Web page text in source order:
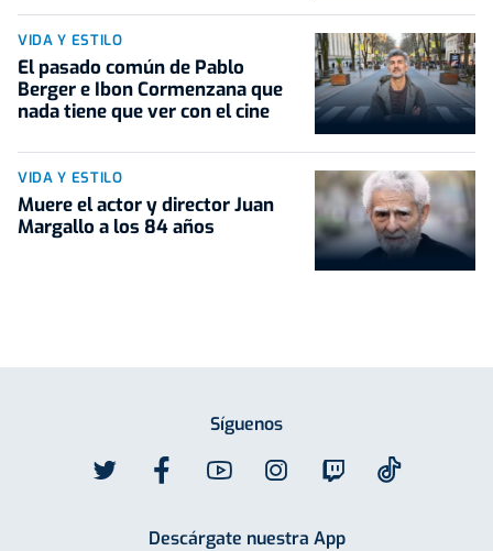
VIDA Y ESTILO
El pasado común de Pablo
Berger e Ibon Cormenzana que
nada tiene que ver con el cine
VIDA Y ESTILO
Muere el actor y director Juan
Margallo a los 84 años
Síguenos
Descárgate nuestra App